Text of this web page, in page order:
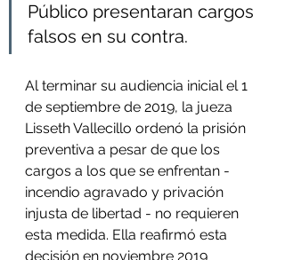
Público presentaran cargos
falsos en su contra.
Al terminar su audiencia inicial el 1
de septiembre de 2019, la jueza
Lisseth Vallecillo ordenó la prisión
preventiva a pesar de que los
cargos a los que se enfrentan -
incendio agravado y privación
injusta de libertad - no requieren
esta medida. Ella reafirmó esta
decisión en noviembre 2019